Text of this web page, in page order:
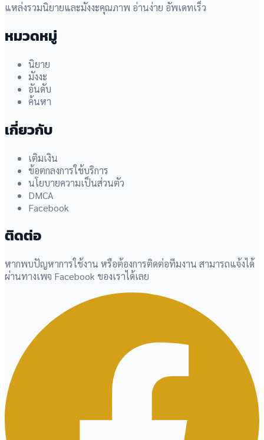
แหล่งรวมนิยายและมังงะคุณภาพ อ่านง่าย อัพเดทเร็ว
หมวดหมู่
นิยาย
มังงะ
อันดับ
ค้นหา
เกี่ยวกับ
เติมเงิน
ข้อตกลงการใช้บริการ
นโยบายความเป็นส่วนตัว
DMCA
Facebook
ติดต่อ
หากพบปัญหาการใช้งาน หรือต้องการติดต่อทีมงาน สามารถแจ้งได้
ผ่านทางเพจ Facebook ของเราได้เลย